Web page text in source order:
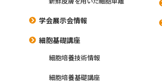
学会展示会情報
細胞基礎講座
細胞培養技術情報
細胞培養基礎講座